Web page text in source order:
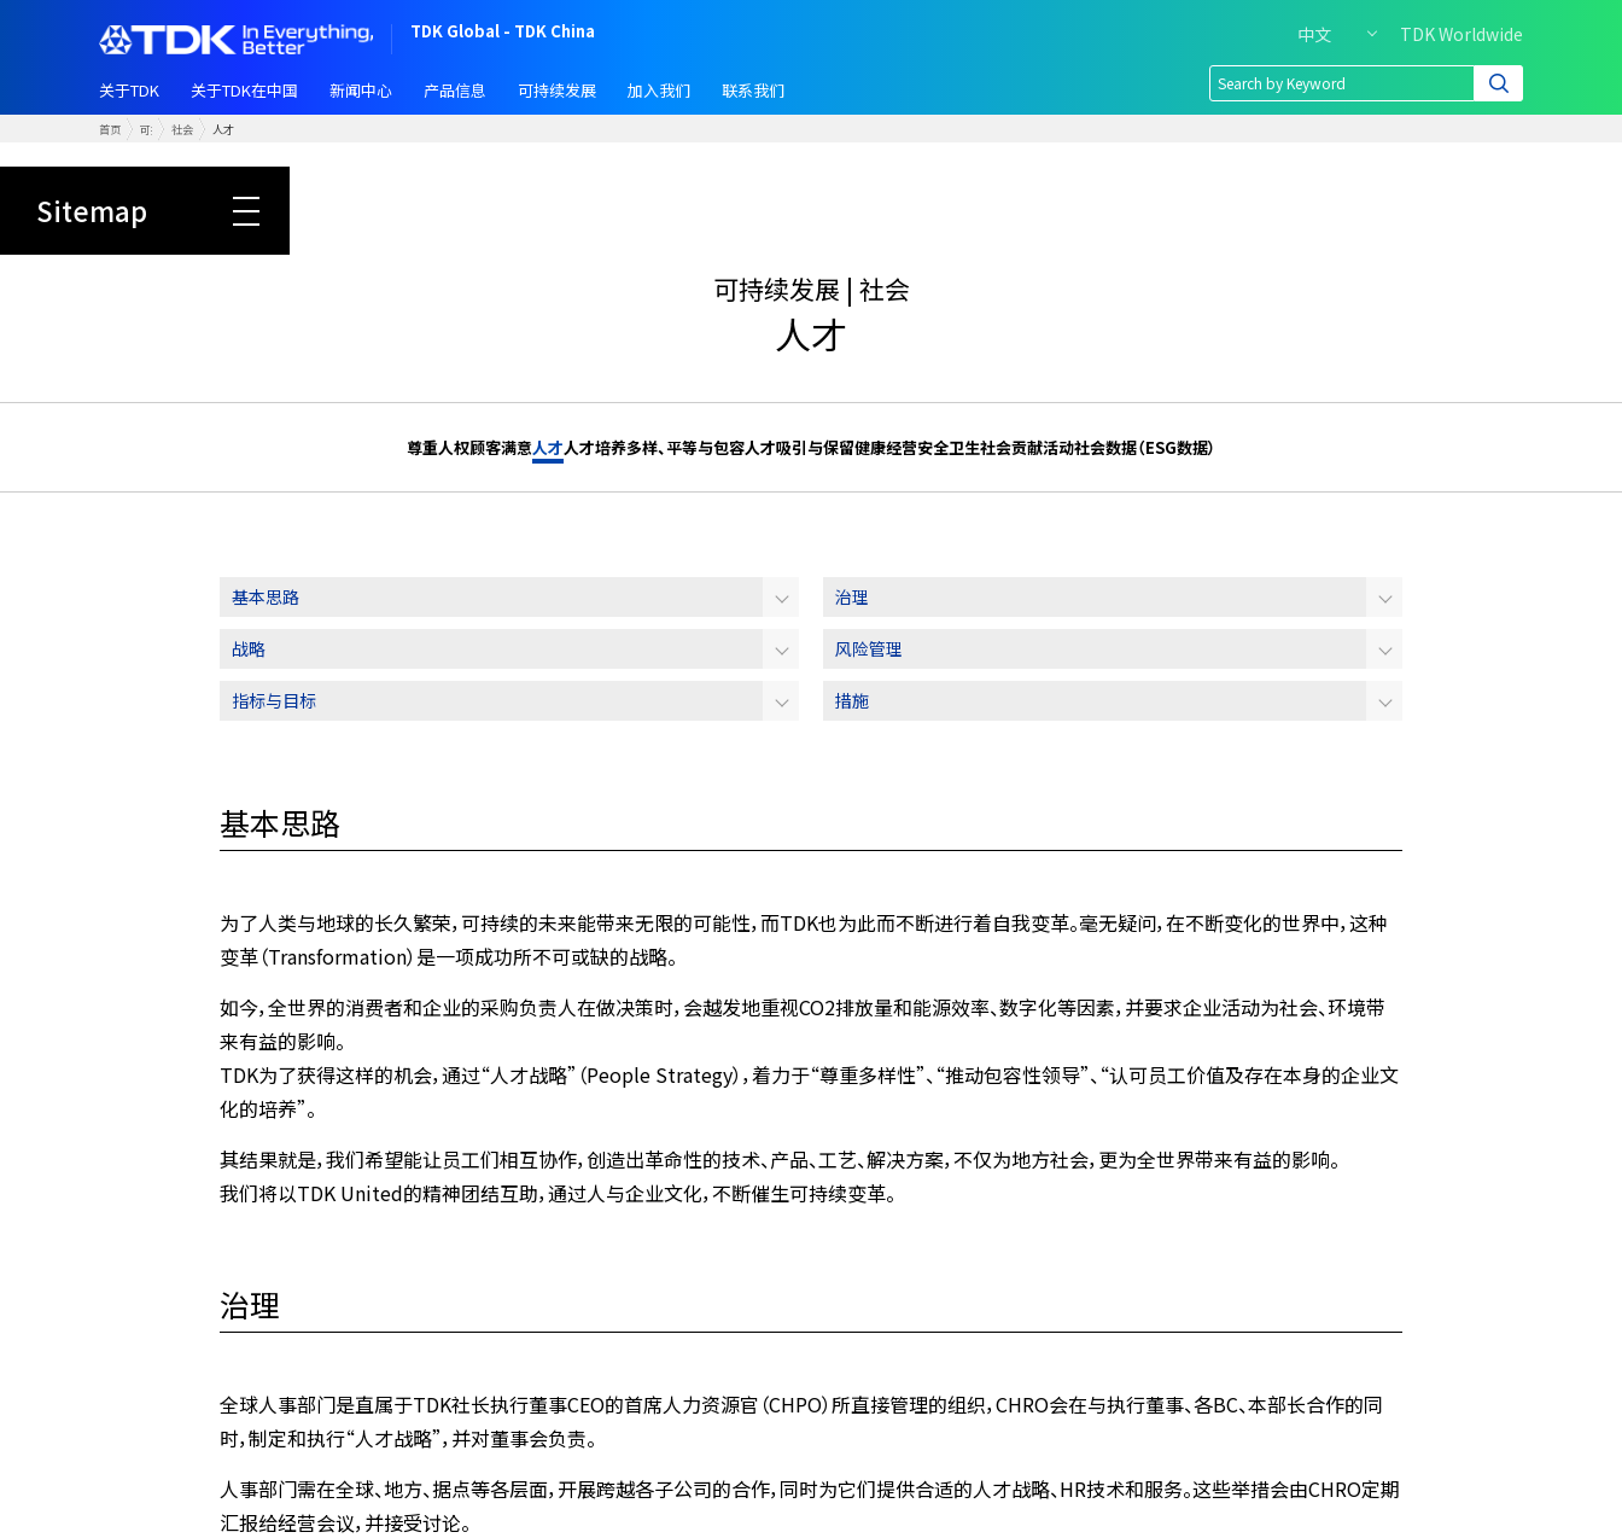
TDK Global - TDK China
H
e
a
d
o
中文 TDK Worldwide
关于TDK 关于TDK在中国 新闻中心 产品信息 可持续发展 加入我们 联系我们
首页 可持续发展
社会 人才
Sitemap
可持续发展 | 社会
人才
尊重人权顾客满意人才人才培养多样、平等与包容人才吸引与保留健康经营安全卫生社会贡献活动社会数据（ESG数据）
基本思路 治理
战略 风险管理
指标与目标 措施
基本思路
为了人类与地球的长久繁荣，可持续的未来能带来无限的可能性，而TDK也为此而不断进行着自我变革。毫无疑问，在不断变化的世界中，这种
变革（Transformation）是一项成功所不可或缺的战略。
如今，全世界的消费者和企业的采购负责人在做决策时，会越发地重视CO2排放量和能源效率、数字化等因素，并要求企业活动为社会、环境带
来有益的影响。
TDK为了获得这样的机会，通过“人才战略”（People Strategy），着力于“尊重多样性”、“推动包容性领导”、“认可员工价值及存在本身的企业文
化的培养”。
其结果就是，我们希望能让员工们相互协作，创造出革命性的技术、产品、工艺、解决方案，不仅为地方社会，更为全世界带来有益的影响。
我们将以TDK United的精神团结互助，通过人与企业文化，不断催生可持续变革。
治理
全球人事部门是直属于TDK社长执行董事CEO的首席人力资源官（CHPO）所直接管理的组织，CHRO会在与执行董事、各BC、本部长合作的同
时，制定和执行“人才战略”，并对董事会负责。
人事部门需在全球、地方、据点等各层面，开展跨越各子公司的合作，同时为它们提供合适的人才战略、HR技术和服务。这些举措会由CHRO定期
汇报给经营会议，并接受讨论。